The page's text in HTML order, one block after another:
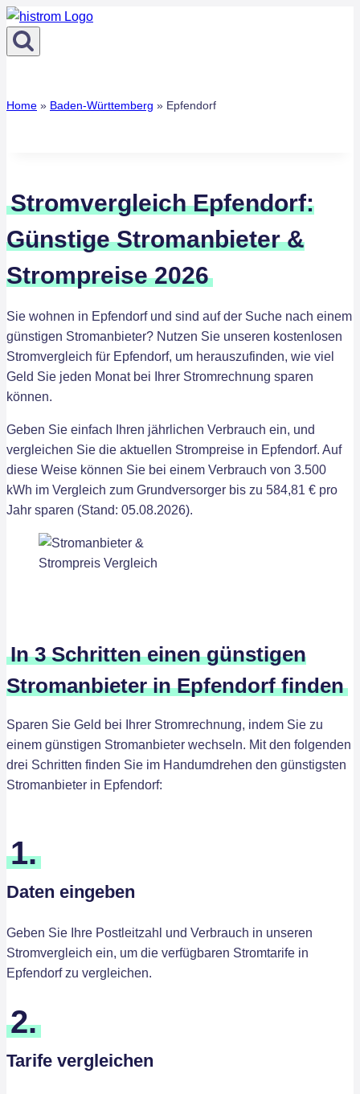
Zum
Inhalt
springen
Home » Baden-Württemberg » Epfendorf
Stromvergleich Epfendorf:
Günstige Stromanbieter &
Strompreise 2026
Sie wohnen in Epfendorf und sind auf der Suche nach einem
günstigen Stromanbieter? Nutzen Sie unseren kostenlosen
Stromvergleich für Epfendorf, um herauszufinden, wie viel
Geld Sie jeden Monat bei Ihrer Stromrechnung sparen
können.
Geben Sie einfach Ihren jährlichen Verbrauch ein, und
vergleichen Sie die aktuellen Strompreise in Epfendorf. Auf
diese Weise können Sie bei einem Verbrauch von 3.500
kWh im Vergleich zum Grundversorger bis zu 584,81 € pro
Jahr sparen (Stand: 05.08.2026).
In 3 Schritten einen günstigen
Stromanbieter in Epfendorf finden
Sparen Sie Geld bei Ihrer Stromrechnung, indem Sie zu
einem günstigen Stromanbieter wechseln. Mit den folgenden
drei Schritten finden Sie im Handumdrehen den günstigsten
Stromanbieter in Epfendorf:
1.
Daten eingeben
Geben Sie Ihre Postleitzahl und Verbrauch in unseren
Stromvergleich ein, um die verfügbaren Stromtarife in
Epfendorf zu vergleichen.
2.
Tarife vergleichen